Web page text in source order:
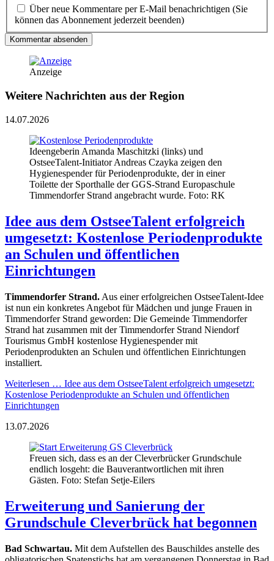
Über neue Kommentare per E-Mail benachrichtigen (Sie
können das Abonnement jederzeit beenden)
Kommentar absenden
Anzeige
Weitere Nachrichten aus der Region
14.07.2026
Ideengeberin Amanda Maschitzki (links) und
OstseeTalent-Initiator Andreas Czayka zeigen den
Hygienespender für Periodenprodukte, der in einer
Toilette der Sporthalle der GGS-Strand Europaschule
Timmendorfer Strand angebracht wurde. Foto: RK
Idee aus dem OstseeTalent erfolgreich
umgesetzt: Kostenlose Periodenprodukte
an Schulen und öffentlichen
Einrichtungen
Timmendorfer Strand. Aus einer erfolgreichen OstseeTalent-Idee
ist nun ein konkretes Angebot für Mädchen und junge Frauen in
Timmendorfer Strand geworden: Die Gemeinde Timmendorfer
Strand hat zusammen mit der Timmendorfer Strand Niendorf
Tourismus GmbH kostenlose Hygienespender mit
Periodenprodukten an Schulen und öffentlichen Einrichtungen
installiert.
Weiterlesen … Idee aus dem OstseeTalent erfolgreich umgesetzt:
Kostenlose Periodenprodukte an Schulen und öffentlichen
Einrichtungen
13.07.2026
Freuen sich, dass es an der Cleverbrücker Grundschule
endlich losgeht: die Bauverantwortlichen mit ihren
Gästen. Foto: Stefan Setje-Eilers
Erweiterung und Sanierung der
Grundschule Cleverbrück hat begonnen
Bad Schwartau. Mit dem Aufstellen des Bauschildes anstelle des